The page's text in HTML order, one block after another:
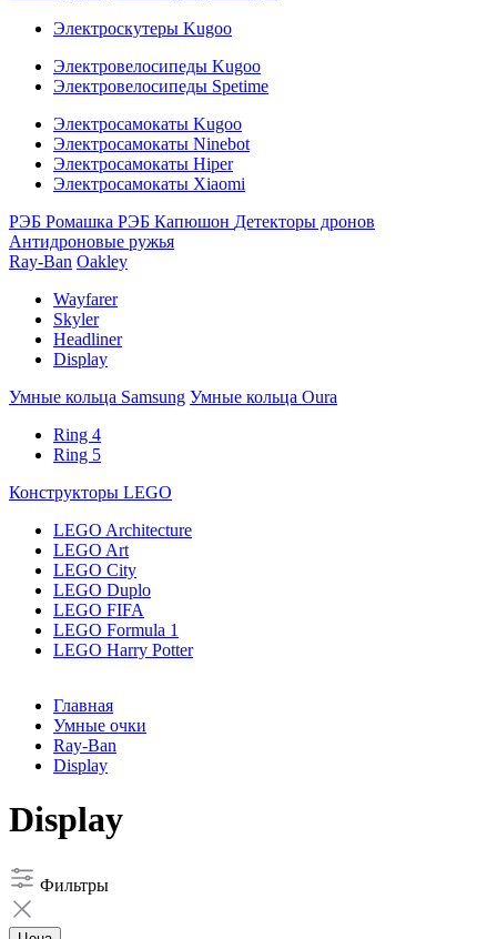
Электроскутеры Kugoo
Электровелосипеды Kugoo
Электровелосипеды Spetime
Электросамокаты Kugoo
Электросамокаты Ninebot
Электросамокаты Hiper
Электросамокаты Xiaomi
РЭБ Ромашка РЭБ Капюшон Детекторы дронов
Антидроновые ружья
Ray-Ban Oakley
Wayfarer
Skyler
Headliner
Display
Умные кольца Samsung Умные кольца Oura
Ring 4
Ring 5
Конструкторы LEGO
LEGO Architecture
LEGO Art
LEGO City
LEGO Duplo
LEGO FIFA
LEGO Formula 1
LEGO Harry Potter
Главная
Умные очки
Ray-Ban
Display
Display
Фильтры